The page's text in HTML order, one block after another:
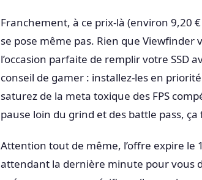
Franchement, à ce prix-là (environ 9,20
se pose même pas. Rien que Viewfinder
l’occasion parfaite de remplir votre SSD
conseil de gamer : installez-les en
saturez de la meta toxique des FPS
pause loin du grind et des battle pass,
Attention tout de même, l’offre expire le
attendant la dernière minute pour vous